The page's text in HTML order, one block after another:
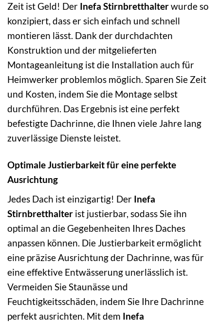
Zeit ist Geld! Der Inefa Stirnbretthalterwurde so
konzipiert, dass er sich einfach und schnell
montieren lässt. Dank der durchdachten
Konstruktion und der mitgelieferten
Montageanleitung ist die Installation auch für
Heimwerker problemlos möglich. Sparen Sie Zeit
und Kosten, indem Sie die Montage selbst
durchführen. Das Ergebnis ist eine perfekt
befestigte Dachrinne, die Ihnen viele Jahre lang
zuverlässige Dienste leistet.
Optimale Justierbarkeit für eine perfekte
Ausrichtung
Jedes Dach ist einzigartig! Der Inefa
Stirnbretthalter ist justierbar, sodass Sie ihn
optimal an die Gegebenheiten Ihres Daches
anpassen können. Die Justierbarkeit ermöglicht
eine präzise Ausrichtung der Dachrinne, was für
eine effektive Entwässerung unerlässlich ist.
Vermeiden Sie Staunässe und
Feuchtigkeitsschäden, indem Sie Ihre Dachrinne
perfekt ausrichten. Mit dem Inefa